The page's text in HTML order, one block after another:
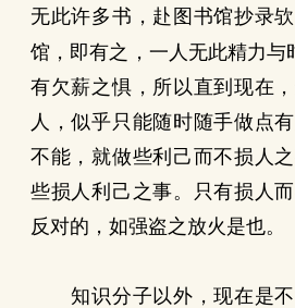
无此许多书，赴图书馆抄录
馆，即有之，一人无此精力与
有欠薪之惧，所以直到现在
人，似乎只能随时随手做点
不能，就做些利己而不损人
些损人利己之事。只有损人
反对的，如强盗之放火是也。
知识分子以外，现在是不